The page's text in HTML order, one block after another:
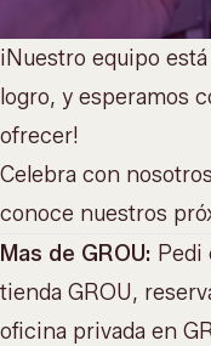
¡Nuestro equipo
logro, y esperamos
ofrecer!
Celebra con
conoce nuestros
Mas de GROU: Pedi
tienda GROU,
oficina privada en